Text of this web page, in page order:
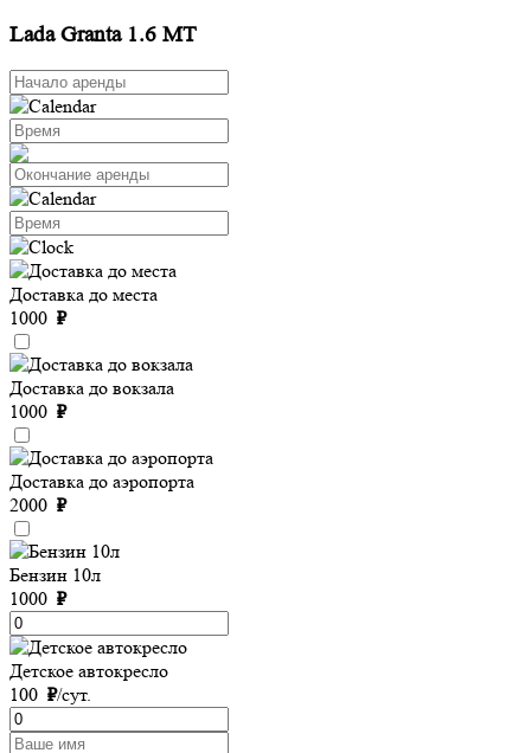
Lada Granta 1.6 MT
Доставка до места
1000 ₽
Доставка до вокзала
1000 ₽
Доставка до аэропорта
2000 ₽
Бензин 10л
1000 ₽
Детское автокресло
100 ₽/сут.